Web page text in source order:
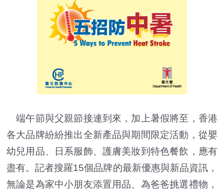
端午節與父親節接連到來，加上暑假將至，香港
各大品牌紛紛推出全新產品與期間限定活動，從嬰
幼兒用品、日系服飾、護膚美妝到特色餐飲，應有
盡有。記者搜羅15個品牌的最新優惠與新品資訊，
無論是為家中小朋友添置用品、為爸爸挑選禮物，